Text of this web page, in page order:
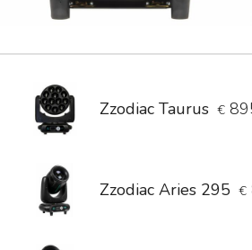
Zzodiac Taurus €
Zzodiac Aries 295 €